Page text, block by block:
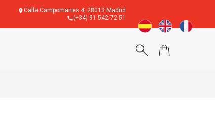
Calle Campomanes 4, 28013 Madrid
(+34) 91 542 72 51